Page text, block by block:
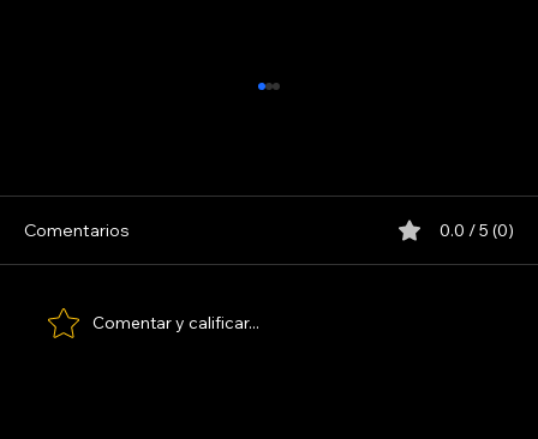
Comentarios 0.0 / 5 (0)
Comentar y calificar...